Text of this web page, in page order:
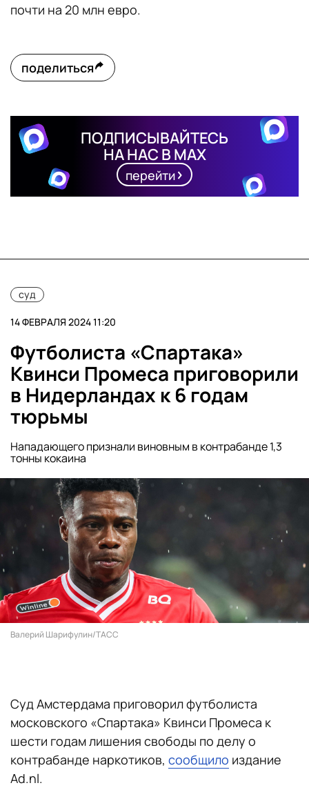
почти на 20 млн евро.
поделиться
ПОДПИСЫВАЙТЕСЬ
НА НАС В MAX
перейти
суд
14 ФЕВРАЛЯ 2024 11:20
Футболиста «Спартака»
Квинси Промеса приговорили
в Нидерландах к 6 годам
тюрьмы
Нападающего признали виновным в контрабанде 1,3
тонны кокаина
Валерий Шарифулин/ТАСС
Суд Амстердама приговорил футболиста
московского «Спартака» Квинси Промеса к
шести годам лишения свободы по делу о
контрабанде наркотиков, сообщило издание
Ad.nl.